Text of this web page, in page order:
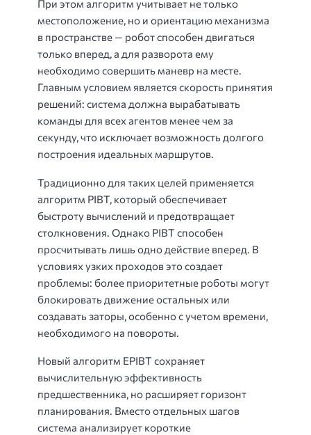
При этом алгоритм учитывает не только
местоположение, но и ориентацию механизма
в пространстве — робот способен двигаться
только вперед, а для разворота ему
необходимо совершить маневр на месте.
Главным условием является скорость принятия
решений: система должна вырабатывать
команды для всех агентов менее чем за
секунду, что исключает возможность долгого
построения идеальных маршрутов.
Традиционно для таких целей применяется
алгоритм PIBT, который обеспечивает
быстроту вычислений и предотвращает
столкновения. Однако PIBT способен
просчитывать лишь одно действие вперед. В
условиях узких проходов это создает
проблемы: более приоритетные роботы могут
блокировать движение остальных или
создавать заторы, особенно с учетом времени,
необходимого на повороты.
Новый алгоритм EPIBT сохраняет
вычислительную эффективность
предшественника, но расширяет горизонт
планирования. Вместо отдельных шагов
система анализирует короткие